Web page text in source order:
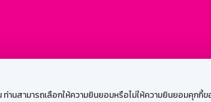
สามารถเลือกให้ความยินยอมหรือไม่ให้ความยินยอมคุกกี้ข